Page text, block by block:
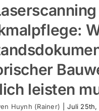
leisten
Huynh (Rainer)
Juli 25th,